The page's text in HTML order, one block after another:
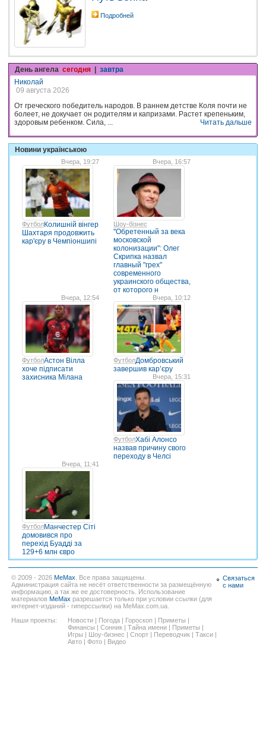
Подробней
День ангела сегодня | завтра
Николай
09 августа 2026
От греческого победитель народов. В раннем детстве Коля почти не
болеет, не докучает он родителям и капризами. Растет крепеньким,
здоровым ребенком. Сила, ...
Читать дальше
Новини українською
Вчера, 19:27
ФутболКолишній вінгер
Шахтаря продовжить
кар'єру в Чемпіоншипі
Вчера, 16:57
Шоу-бізнес
"Обретенный за века
московской
колонизации": Олег
Скрипка назвал
главный "грех"
современного
украинского общества,
от которого н
Вчера, 12:54
ФутболАстон Вілла
хоче підписати
захисника Мілана
Вчера, 10:12
ФутболДомбровський
завершив кар’єру
Вчера, 15:31
ФутболХабі Алонсо
назвав причину свого
переходу в Челсі
Вчера, 11:41
ФутболМанчестер Сіті
домовився про
перехід Буадді за
129+6 млн євро
© 2009 - 2026 MeMax . Все права защищены.
Администрация сайта не несёт ответственности за размещённую
информацию, а так же ее достоверность. Использование
материалов MeMax разрешается только при условии ссылки (для
интернет-изданий - гиперссылки) на MeMax.com.ua.
Наши проекты:
Новости Погода Гороскоп Приметы
Финансы
Сонник Тайна имени Приметы
Игры
Шоу-бизнес Спорт Переводчик Такси
Авто
Фото Видео
Связаться
с нами